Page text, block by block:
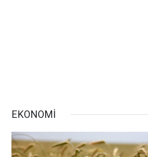
EKONOMİ